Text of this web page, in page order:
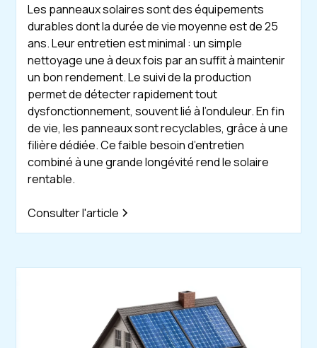
Les panneaux solaires sont des équipements
durables dont la durée de vie moyenne est de 25
ans. Leur entretien est minimal : un simple
nettoyage une à deux fois par an suffit à maintenir
un bon rendement. Le suivi de la production
permet de détecter rapidement tout
dysfonctionnement, souvent lié à l’onduleur. En fin
de vie, les panneaux sont recyclables, grâce à une
filière dédiée. Ce faible besoin d’entretien
combiné à une grande longévité rend le solaire
rentable.
Consulter l'article